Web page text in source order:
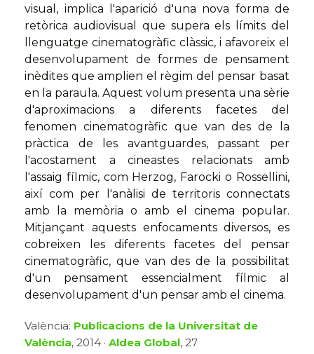
visual, implica l'aparició d'una nova forma de
retòrica audiovisual que supera els límits del
llenguatge cinematogràfic clàssic, i afavoreix el
desenvolupament de formes de pensament
inèdites que amplien el règim del pensar basat
en la paraula. Aquest volum presenta una sèrie
d'aproximacions a diferents facetes del
fenomen cinematogràfic que van des de la
pràctica de les avantguardes, passant per
l'acostament a cineastes relacionats amb
l'assaig fílmic, com Herzog, Farocki o Rossellini,
així com per l'anàlisi de territoris connectats
amb la memòria o amb el cinema popular.
Mitjançant aquests enfocaments diversos, es
cobreixen les diferents facetes del pensar
cinematogràfic, que van des de la possibilitat
d'un pensament essencialment fílmic al
desenvolupament d'un pensar amb el cinema.
València: Publicacions de la Universitat de
València, 2014 · Aldea Global, 27